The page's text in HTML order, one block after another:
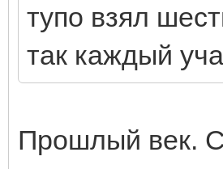
тупо взял
так каждый
Прошлый век.